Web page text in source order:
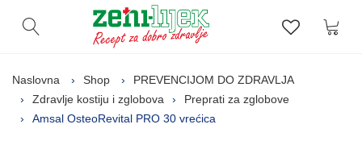
Otvori pretragu Lista
Naslovna Shop
PREVENCIJOM DO ZDRAVLJA
Zdravlje kostiju i zglobova
Preprati za zglobove
Amsal OsteoRevital PRO 30 vrećica